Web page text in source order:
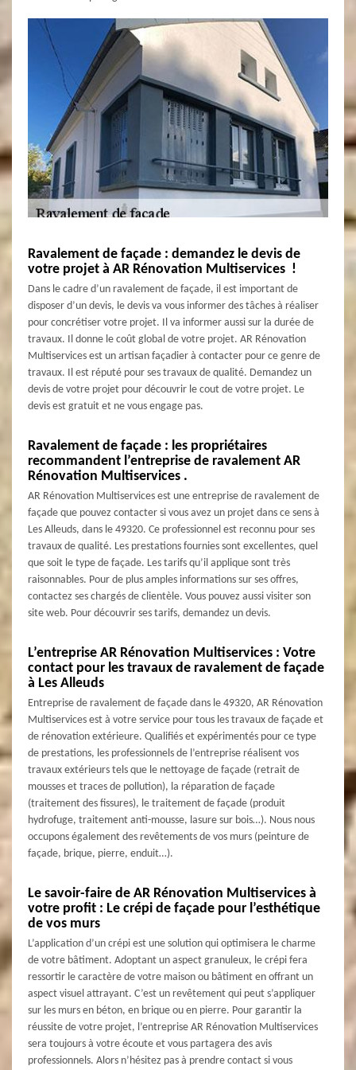
Ravalement de façade : demandez le devis de
votre projet à AR Rénovation Multiservices !
Dans le cadre d’un ravalement de façade, il est important de
disposer d’un devis, le devis va vous informer des tâches à réaliser
pour concrétiser votre projet. Il va informer aussi sur la durée de
travaux. Il donne le coût global de votre projet. AR Rénovation
Multiservices est un artisan façadier à contacter pour ce genre de
travaux. Il est réputé pour ses travaux de qualité. Demandez un
devis de votre projet pour découvrir le cout de votre projet. Le
devis est gratuit et ne vous engage pas.
Ravalement de façade : les propriétaires
recommandent l’entreprise de ravalement AR
Rénovation Multiservices .
AR Rénovation Multiservices est une entreprise de ravalement de
façade que pouvez contacter si vous avez un projet dans ce sens à
Les Alleuds, dans le 49320. Ce professionnel est reconnu pour ses
travaux de qualité. Les prestations fournies sont excellentes, quel
que soit le type de façade. Les tarifs qu’il applique sont très
raisonnables. Pour de plus amples informations sur ses offres,
contactez ses chargés de clientèle. Vous pouvez aussi visiter son
site web. Pour découvrir ses tarifs, demandez un devis.
L’entreprise AR Rénovation Multiservices : Votre
contact pour les travaux de ravalement de façade
à Les Alleuds
Entreprise de ravalement de façade dans le 49320, AR Rénovation
Multiservices est à votre service pour tous les travaux de façade et
de rénovation extérieure. Qualifiés et expérimentés pour ce type
de prestations, les professionnels de l’entreprise réalisent vos
travaux extérieurs tels que le nettoyage de façade (retrait de
mousses et traces de pollution), la réparation de façade
(traitement des fissures), le traitement de façade (produit
hydrofuge, traitement anti-mousse, lasure sur bois…). Nous nous
occupons également des revêtements de vos murs (peinture de
façade, brique, pierre, enduit…).
Le savoir-faire de AR Rénovation Multiservices à
votre profit : Le crépi de façade pour l’esthétique
de vos murs
L’application d’un crépi est une solution qui optimisera le charme
de votre bâtiment. Adoptant un aspect granuleux, le crépi fera
ressortir le caractère de votre maison ou bâtiment en offrant un
aspect visuel attrayant. C’est un revêtement qui peut s’appliquer
sur les murs en béton, en brique ou en pierre. Pour garantir la
réussite de votre projet, l’entreprise AR Rénovation Multiservices
sera toujours à votre écoute et vous partagera des avis
professionnels. Alors n’hésitez pas à prendre contact si vous